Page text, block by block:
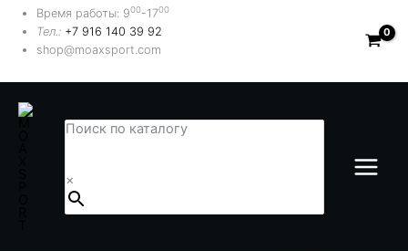
Перейти
содержимому
Время работы: 900-1700
Тел.: +7 916 140 39 92
shop@moaxsport.com
Поиск по каталогу
×